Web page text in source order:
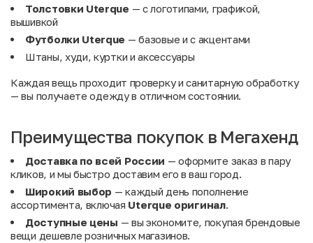
Толстовки Uterque — с логотипами, графикой,
вышивкой
Футболки Uterque — базовые и с акцентами
Штаны, худи, куртки и аксессуары
Каждая вещь проходит проверку и санитарную обработку
— вы получаете одежду в отличном состоянии.
Преимущества покупок в Мегахенд
Доставка по всей России — оформите заказ в пару
кликов, и мы быстро доставим его в ваш город.
Широкий выбор — каждый день пополнение
ассортимента, включая Uterque оригинал.
Доступные цены — вы экономите, покупая брендовые
вещи дешевле розничных магазинов.